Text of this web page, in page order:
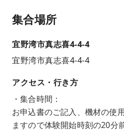
集合場所
宜野湾市真志喜4-4-4
宜野湾市真志喜4-4-4
アクセス・行き方
・集合時間：
お申込書のご記入、機材の使
ますので体験開始時刻の20分